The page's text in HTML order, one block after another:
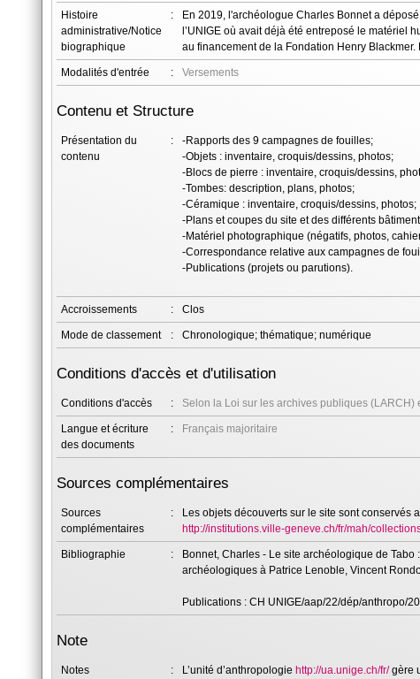
Histoire
administrative/Notice
biographique
:
En 2019, l'archéologue Charles Bonnet a
l’UNIGE où avait déjà été entreposé le matériel
au financement de la Fondation Henry
Modalités d'entrée : Versements
Contenu et Structure
Présentation du
contenu
:
-Rapports des 9 campagnes de fouilles;
-Objets : inventaire, croquis/dessins, photos;
-Blocs de pierre : inventaire, croquis/dessins,
-Tombes: description, plans, photos;
-Céramique : inventaire, croquis/dessins, photos;
-Plans et coupes du site et des différents
-Matériel photographique (négatifs, photos,
-Correspondance relative aux campagnes de
-Publications (projets ou parutions).
Accroissements : Clos
Mode de classement : Chronologique; thématique; numérique
Conditions d'accès et d'utilisation
Conditions d'accès : Selon la Loi sur les archives publiques (LARCH)
Langue et écriture
des documents
: Français majoritaire
Sources complémentaires
Sources
complémentaires
:
Les objets découverts sur le site sont conservés
http://institutions.ville-geneve.ch/fr/mah/
Bibliographie :
Bonnet, Charles - Le site archéologique de
archéologiques à Patrice Lenoble, Vincent
Publications : CH UNIGE/aap/22/dép/anthropo/
Note
Notes : L’unité d’anthropologie http://ua.unige.ch/fr/gère